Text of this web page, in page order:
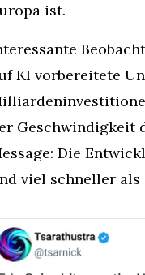
ist.
KI vorbereitete
Geschwindigkeit
Die
viel schneller als